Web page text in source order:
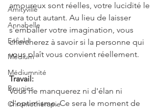
Amityville
Annabelle
Enfield
Médium
Médiumnité
Bougies
Chromothérapie
amoureux sont réelles, votre lucidité le
sera tout autant. Au lieu de laisser
s'emballer votre imagination, vous
chercherez à savoir si la personne qui
vous plaît vous convient réellement.
Travail:
Vous ne manquerez ni d'élan ni
d'optimisme. Ce sera le moment de